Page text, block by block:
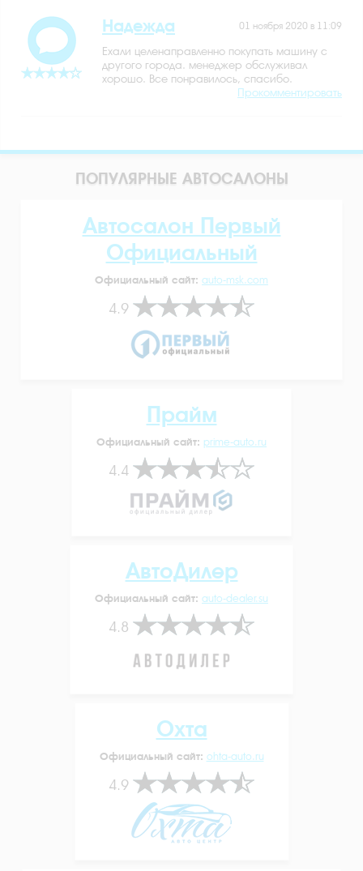
01 ноября 2020 в 11:09
Надежда
Ехали целенаправленно покупать машину с
другого города. менеджер обслуживал
хорошо. Все понравилось, спасибо.
Прокомментировать
ПОПУЛЯРНЫЕ АВТОСАЛОНЫ
Автосалон Первый
Официальный
Официальный сайт: auto-msk.com
4.9
Прайм
Официальный сайт: prime-auto.ru
4.4
АвтоДилер
Официальный сайт: auto-dealer.su
4.8
Охта
Официальный сайт: ohta-auto.ru
4.9